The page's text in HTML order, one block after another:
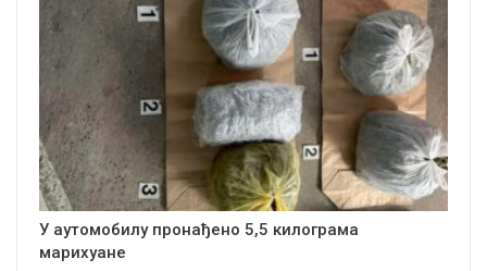
У аутомобилу пронађено 5,5 килограма
марихуане